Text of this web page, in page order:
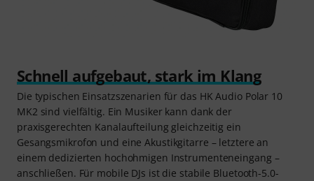
Schnell aufgebaut, stark im Klang
Die typischen Einsatzszenarien für das HK Audio Polar 10
MK2 sind vielfältig. Ein Musiker kann dank der
praxisgerechten Kanalaufteilung gleichzeitig ein
Gesangsmikrofon und eine Akustikgitarre – letztere an
einem dedizierten hochohmigen Instrumenteneingang –
anschließen. Für mobile DJs ist die stabile Bluetooth-5.0-